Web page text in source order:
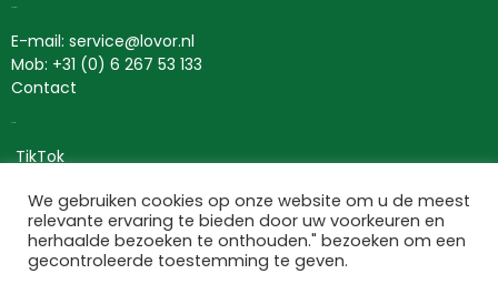
E-mail: service@lovor.nl
Mob: +31 (0) 6 267 53 133
Contact
TikTok
Pinterest
We gebruiken cookies op onze website om u de meest
relevante ervaring te bieden door uw voorkeuren en
herhaalde bezoeken te onthouden." bezoeken om een
gecontroleerde toestemming te geven.